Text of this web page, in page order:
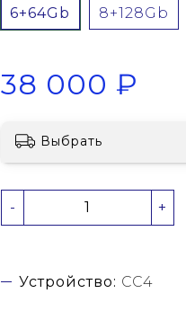
6+64Gb 8+128Gb
38 000 ₽
Выбрать
- +
Устройство: CC4